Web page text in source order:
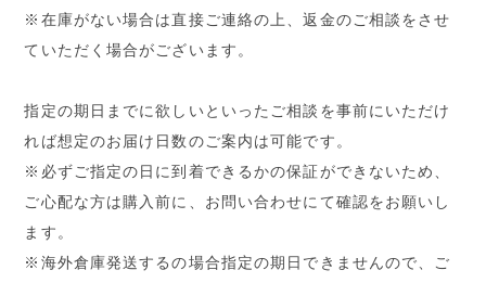
※在庫がない場合は直接ご連絡の上、返金のご相談をさせ
ていただく場合がございます。
指定の期日までに欲しいといったご相談を事前にいただけ
れば想定のお届け日数のご案内は可能です。
※必ずご指定の日に到着できるかの保証ができないため、
ご心配な方は購入前に、お問い合わせにて確認をお願いし
ます。
※海外倉庫発送するの場合指定の期日できませんので、ご